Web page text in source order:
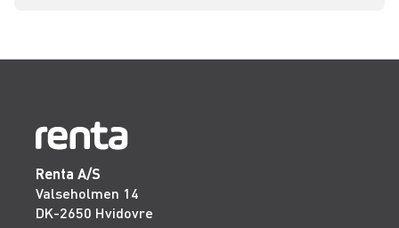
Renta A/S
Valseholmen 14
DK-2650 Hvidovre